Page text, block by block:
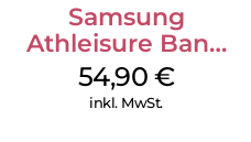
Samsung
Athleisure Band
(S/M) Galaxy
Watch8/Watch8
54,90 €
inkl. MwSt.